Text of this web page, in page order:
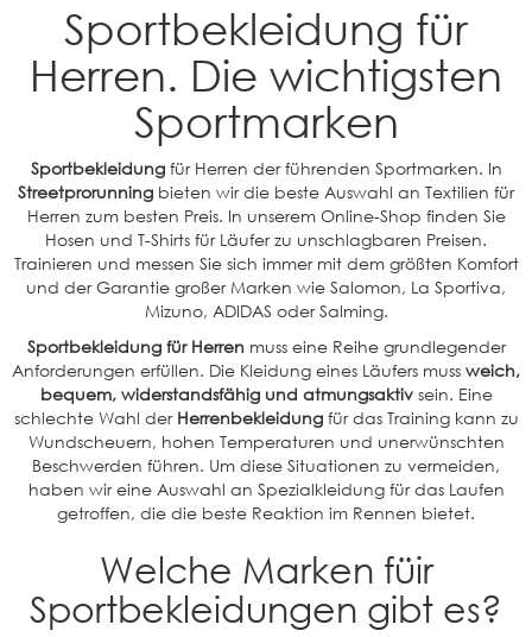
Sportbekleidung für
Herren. Die wichtigsten
Sportmarken
Sportbekleidungfür Herren der führenden Sportmarken. In
Streetprorunning bieten wir die beste Auswahl an Textilien für
Herren zum besten Preis. In unserem Online-Shop finden Sie
Hosen und T-Shirts für Läufer zu unschlagbaren Preisen.
Trainieren und messen Sie sich immer mit dem größten Komfort
und der Garantie großer Marken wie Salomon, La Sportiva,
Mizuno, ADIDAS oder Salming.
Sportbekleidung für Herren muss eine Reihe grundlegender
Anforderungen erfüllen. Die Kleidung eines Läufers muss weich,
bequem, widerstandsfähig und atmungsaktivsein. Eine
schlechte Wahl der Herrenbekleidungfür das Training kann zu
Wundscheuern, hohen Temperaturen und unerwünschten
Beschwerden führen. Um diese Situationen zu vermeiden,
haben wir eine Auswahl an Spezialkleidung für das Laufen
getroffen, die die beste Reaktion im Rennen bietet.
Welche Marken füir
Sportbekleidungen gibt es?